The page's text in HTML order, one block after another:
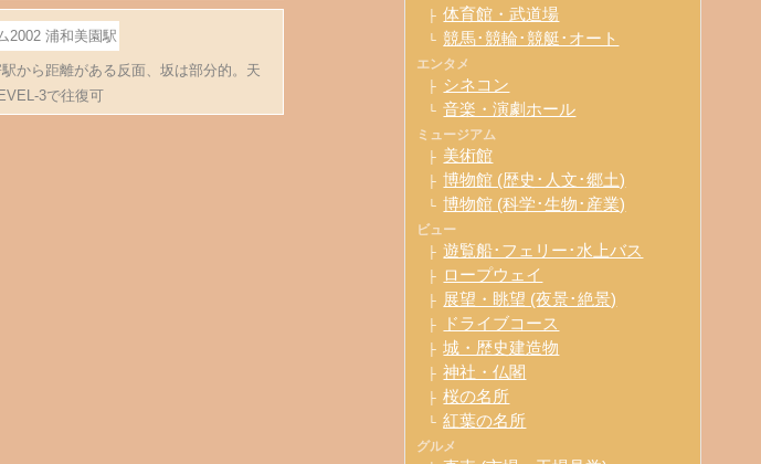
から距離がある反面、坂は部分的。天
3で往復可
├ 体育館・武道場
└ 競馬･競輪･競艇･オート
エンタメ
├ シネコン
└ 音楽・演劇ホール
ミュージアム
├ 美術館
├ 博物館 (歴史･人文･郷土)
└ 博物館 (科学･生物･産業)
ビュー
├ 遊覧船･フェリー･水上バス
├ ロープウェイ
├ 展望・眺望 (夜景･絶景)
├ ドライブコース
├ 城・歴史建造物
├ 神社・仏閣
├ 桜の名所
└ 紅葉の名所
グルメ